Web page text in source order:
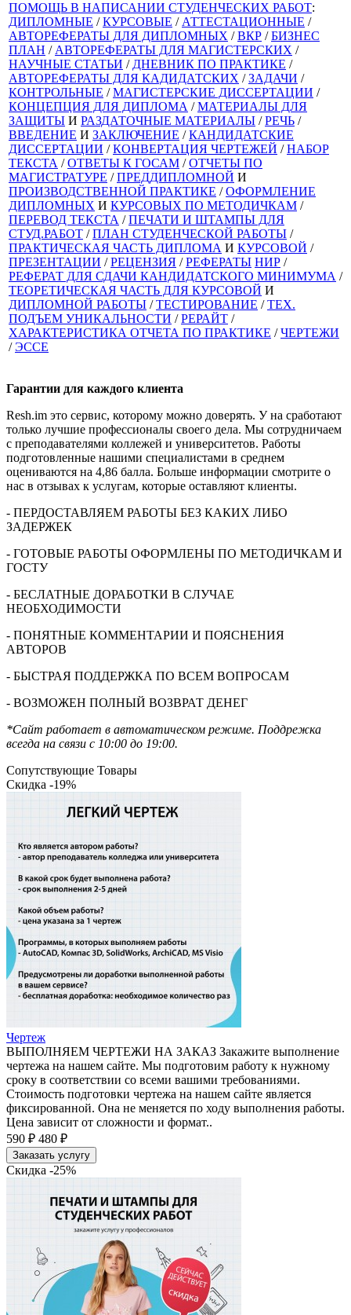
ПОМОЩЬ В НАПИСАНИИ СТУДЕНЧЕСКИХ РАБОТ:
ДИПЛОМНЫЕ /КУРСОВЫЕ /АТТЕСТАЦИОННЫЕ /
АВТОРЕФЕРАТЫ ДЛЯ ДИПЛОМНЫХ /ВКР /БИЗНЕС
ПЛАН /АВТОРЕФЕРАТЫ ДЛЯ МАГИСТЕРСКИХ /
НАУЧНЫЕ СТАТЬИ /ДНЕВНИК ПО ПРАКТИКЕ /
АВТОРЕФЕРАТЫ ДЛЯ КАДИДАТСКИХ /ЗАДАЧИ /
КОНТРОЛЬНЫЕ /МАГИСТЕРСКИЕ ДИССЕРТАЦИИ /
КОНЦЕПЦИЯ ДЛЯ ДИПЛОМА /МАТЕРИАЛЫ ДЛЯ
ЗАЩИТЫ И РАЗДАТОЧНЫЕ МАТЕРИАЛЫ /РЕЧЬ /
ВВЕДЕНИЕ И ЗАКЛЮЧЕНИЕ /КАНДИДАТСКИЕ
ДИССЕРТАЦИИ /КОНВЕРТАЦИЯ ЧЕРТЕЖЕЙ /НАБОР
ТЕКСТА /ОТВЕТЫ К ГОСАМ /ОТЧЕТЫ ПО
МАГИСТРАТУРЕ /ПРЕДДИПЛОМНОЙ И
ПРОИЗВОДСТВЕННОЙ ПРАКТИКЕ /ОФОРМЛЕНИЕ
ДИПЛОМНЫХ И КУРСОВЫХ ПО МЕТОДИЧКАМ /
ПЕРЕВОД ТЕКСТА /ПЕЧАТИ И ШТАМПЫ ДЛЯ
СТУД.РАБОТ /ПЛАН СТУДЕНЧЕСКОЙ РАБОТЫ /
ПРАКТИЧЕСКАЯ ЧАСТЬ ДИПЛОМА И КУРСОВОЙ /
ПРЕЗЕНТАЦИИ /РЕЦЕНЗИЯ /РЕФЕРАТЫ НИР /
РЕФЕРАТ ДЛЯ СДАЧИ КАНДИДАТСКОГО МИНИМУМА /
ТЕОРЕТИЧЕСКАЯ ЧАСТЬ ДЛЯ КУРСОВОЙ И
ДИПЛОМНОЙ РАБОТЫ /ТЕСТИРОВАНИЕ /ТЕХ.
ПОДЪЕМ УНИКАЛЬНОСТИ /РЕРАЙТ /
ХАРАКТЕРИСТИКА ОТЧЕТА ПО ПРАКТИКЕ /ЧЕРТЕЖИ
/ЭССЕ
Гарантии для каждого клиента
Resh.im это сервис, которому можно доверять. У на сработают
только лучшие профессионалы своего дела. Мы сотрудничаем
с преподавателями коллежей и университетов. Работы
подготовленные нашими специалистами в среднем
оцениваются на 4,86 балла. Больше информации смотрите о
нас в отзывах к услугам, которые оставляют клиенты.
- ПЕРДОСТАВЛЯЕМ РАБОТЫ БЕЗ КАКИХ ЛИБО
ЗАДЕРЖЕК
- ГОТОВЫЕ РАБОТЫ ОФОРМЛЕНЫ ПО МЕТОДИЧКАМ И
ГОСТУ
- БЕСЛАТНЫЕ ДОРАБОТКИ В СЛУЧАЕ
НЕОБХОДИМОСТИ
- ПОНЯТНЫЕ КОММЕНТАРИИ И ПОЯСНЕНИЯ
АВТОРОВ
- БЫСТРАЯ ПОДДЕРЖКА ПО ВСЕМ ВОПРОСАМ
- ВОЗМОЖЕН ПОЛНЫЙ ВОЗВРАТ ДЕНЕГ
*Сайт работает в автоматическом режиме. Поддрежка
всегда на связи с 10:00 до 19:00.
Сопутствующие Товары
Скидка -19%
Чертеж
ВЫПОЛНЯЕМ ЧЕРТЕЖИ НА ЗАКАЗ Закажите выполнение
чертежа на нашем сайте. Мы подготовим работу к нужному
сроку в соответствии со всеми вашими требованиями.
Стоимость подготовки чертежа на нашем сайте является
фиксированной. Она не меняется по ходу выполнения работы.
Цена зависит от сложности и формат..
590 ₽ 480 ₽
Заказать услугу
Скидка -25%